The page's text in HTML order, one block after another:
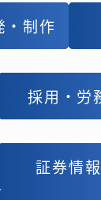
・制作
・制作
採用・労
採用・労
証券情報
証券情報